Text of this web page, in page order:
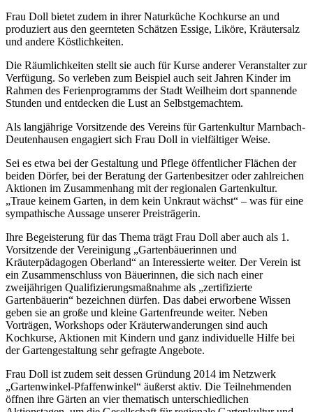
Frau Doll bietet zudem in ihrer Naturküche Kochkurse an und
produziert aus den geernteten Schätzen Essige, Liköre, Kräutersalz
und andere Köstlichkeiten.
Die Räumlichkeiten stellt sie auch für Kurse anderer Veranstalter zur
Verfügung. So verleben zum Beispiel auch seit Jahren Kinder im
Rahmen des Ferienprogramms der Stadt Weilheim dort spannende
Stunden und entdecken die Lust an Selbstgemachtem.
Als langjährige Vorsitzende des Vereins für Gartenkultur Marnbach-
Deutenhausen engagiert sich Frau Doll in vielfältiger Weise.
Sei es etwa bei der Gestaltung und Pflege öffentlicher Flächen der
beiden Dörfer, bei der Beratung der Gartenbesitzer oder zahlreichen
Aktionen im Zusammenhang mit der regionalen Gartenkultur.
„Traue keinem Garten, in dem kein Unkraut wächst“ – was für eine
sympathische Aussage unserer Preisträgerin.
Ihre Begeisterung für das Thema trägt Frau Doll aber auch als 1.
Vorsitzende der Vereinigung „Gartenbäuerinnen und
Kräuterpädagogen Oberland“ an Interessierte weiter. Der Verein ist
ein Zusammenschluss von Bäuerinnen, die sich nach einer
zweijährigen Qualifizierungsmaßnahme als „zertifizierte
Gartenbäuerin“ bezeichnen dürfen. Das dabei erworbene Wissen
geben sie an große und kleine Gartenfreunde weiter. Neben
Vorträgen, Workshops oder Kräuterwanderungen sind auch
Kochkurse, Aktionen mit Kindern und ganz individuelle Hilfe bei
der Gartengestaltung sehr gefragte Angebote.
Frau Doll ist zudem seit dessen Gründung 2014 im Netzwerk
„Gartenwinkel-Pfaffenwinkel“ äußerst aktiv. Die Teilnehmenden
öffnen ihre Gärten an vier thematisch unterschiedlichen